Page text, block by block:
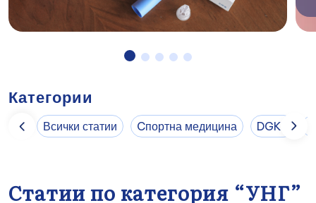
Категории
Всички статии Cпортна медицина DGKP
Статии по категория “УНГ”